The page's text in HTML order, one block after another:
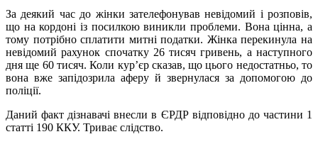
За деякий час до жінки зателефонував невідомий і розповів,
що на кордоні із посилкою виникли проблеми. Вона цінна, а
тому потрібно сплатити митні податки. Жінка перекинула на
невідомий рахунок спочатку 26 тисяч гривень, а наступного
дня ще 60 тисяч. Коли кур’єр сказав, що цього недостатньо, то
вона вже запідозрила аферу й звернулася за допомогою до
поліції.
Даний факт дізнавачі внесли в ЄРДР відповідно до частини 1
статті 190 ККУ. Триває слідство.